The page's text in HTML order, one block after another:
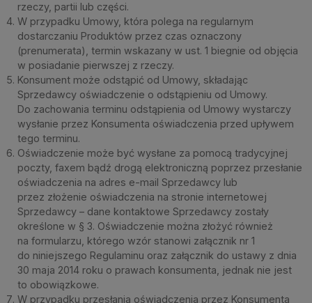
rzeczy, partii lub części.
W przypadku Umowy, która polega na regularnym
dostarczaniu Produktów przez czas oznaczony
(prenumerata), termin wskazany w ust. 1 biegnie od objęcia
w posiadanie pierwszej z rzeczy.
Konsument może odstąpić od Umowy, składając
Sprzedawcy oświadczenie o odstąpieniu od Umowy.
Do zachowania terminu odstąpienia od Umowy wystarczy
wysłanie przez Konsumenta oświadczenia przed upływem
tego terminu.
Oświadczenie może być wysłane za pomocą tradycyjnej
poczty, faxem bądź drogą elektroniczną poprzez przesłanie
oświadczenia na adres e-mail Sprzedawcy lub
przez złożenie oświadczenia na stronie internetowej
Sprzedawcy – dane kontaktowe Sprzedawcy zostały
określone w § 3. Oświadczenie można złożyć również
na formularzu, którego wzór stanowi załącznik nr 1
do niniejszego Regulaminu oraz załącznik do ustawy z dnia
30 maja 2014 roku o prawach konsumenta, jednak nie jest
to obowiązkowe.
W przypadku przesłania oświadczenia przez Konsumenta